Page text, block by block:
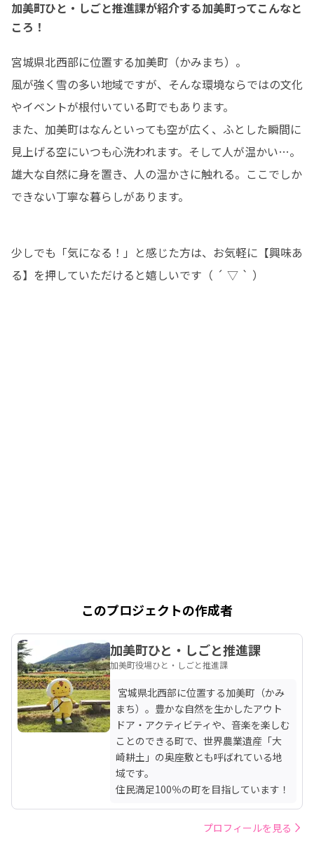
加美町ひと・しごと推進課が紹介する加美町ってこんなと
ころ！
宮城県北西部に位置する加美町（かみまち）。
風が強く雪の多い地域ですが、そんな環境ならではの文化
やイベントが根付いている町でもあります。
また、加美町はなんといっても空が広く、ふとした瞬間に
見上げる空にいつも心洗われます。そして人が温かい…。
雄大な自然に身を置き、人の温かさに触れる。ここでしか
できない丁寧な暮らしがあります。
少しでも「気になる！」と感じた方は、お気軽に【興味あ
る】を押していただけると嬉しいです（ ´ ▽ ` ）
このプロジェクトの作成者
加美町ひと・しごと推進課
加美町役場ひと・しごと推進課
まち）。豊かな自然を生かしたアウト
ドア・アクティビティや、音楽を楽しむ
ことのできる町で、世界農業遺産「大
崎耕土」の奥座敷とも呼ばれている地
域です。
住民満足100％の町を目指しています！
プロフィールを見る